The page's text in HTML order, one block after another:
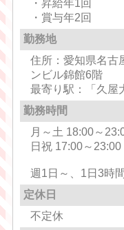
・昇給年1回
・賞与年2回
勤務地
住所：愛知県名古
ンビル錦館6階
最寄り駅：「久屋
勤務時間
月～土 18:00～
日祝 17:00～23:00
週1日～、1日3時
定休日
不定休